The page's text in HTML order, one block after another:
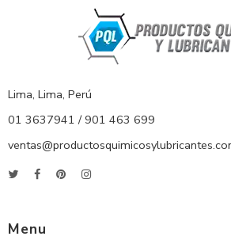
Lima, Lima, Perú
01 3637941 / 901 463 699
Menu